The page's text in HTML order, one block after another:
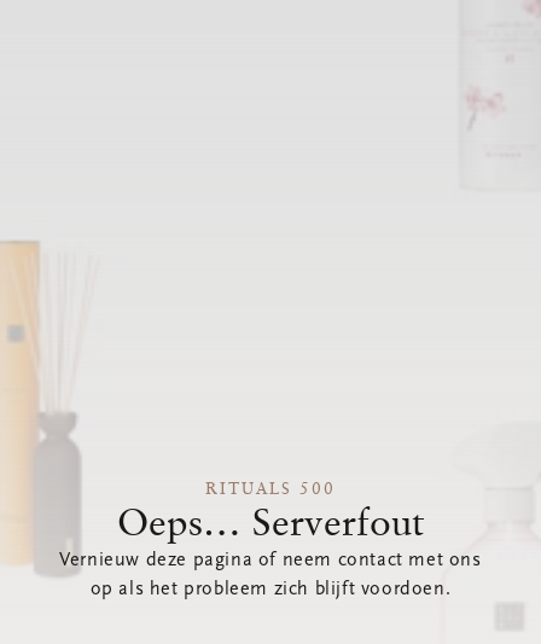
RITUALS 500
Oeps… Serverfout
Vernieuw deze pagina of neem contact met ons
op als het probleem zich blijft voordoen.